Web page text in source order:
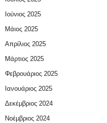
Ιούνιος 2025
Μάιος 2025
Απρίλιος 2025
Μάρτιος 2025
Φεβρουάριος 2025
Ιανουάριος 2025
Δεκέμβριος 2024
Νοέμβριος 2024